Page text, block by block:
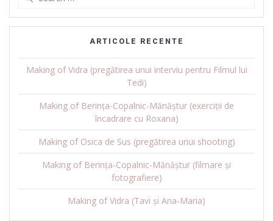
ARTICOLE RECENTE
Making of Vidra (pregătirea unui interviu pentru Filmul lui
Tedi)
Making of Berința-Copalnic-Mănăștur (exerciții de
încadrare cu Roxana)
Making of Osica de Sus (pregătirea unui shooting)
Making of Berința-Copalnic-Mănăștur (filmare și
fotografiere)
Making of Vidra (Tavi și Ana-Maria)